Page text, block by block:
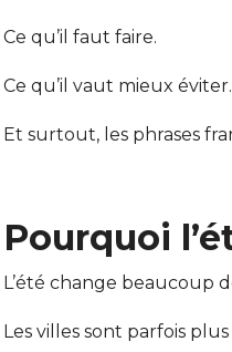
Ce qu’il faut faire.
Ce qu’il vaut mieux éviter.
Et surtout, les phrases
Pourquoi
L’été change beaucoup
Les villes sont parfois plus